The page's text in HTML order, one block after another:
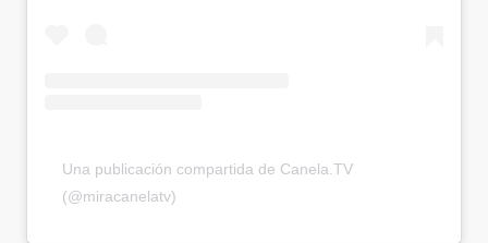
Una publicación compartida de Canela.TV
(@miracanelatv)